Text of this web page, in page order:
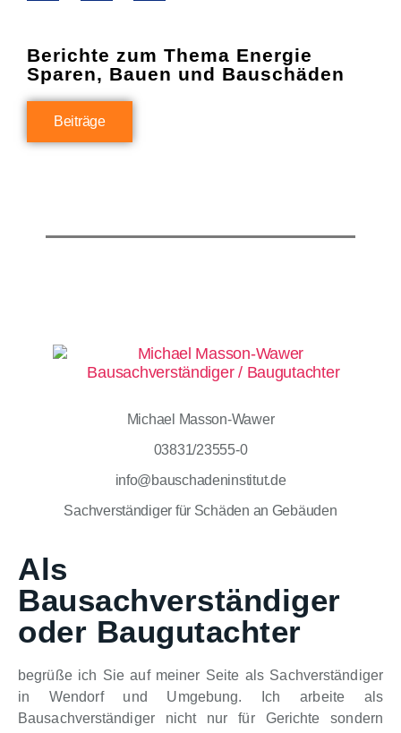
Berichte zum Thema Energie
Sparen, Bauen und Bauschäden
Beiträge
Michael Masson-Wawer
03831/23555-0
info@bauschadeninstitut.de
Sachverständiger für Schäden an Gebäuden
Als
Bausachverständiger
oder Baugutachter
begrüße ich Sie auf meiner Seite als Sachverständiger
in Wendorf und Umgebung. Ich arbeite als
Bausachverständiger nicht nur für Gerichte sondern